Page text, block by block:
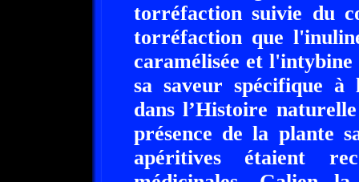
torréfaction suivie du
torréfaction que
caramélisée et l'intybine
sa saveur spécifique
dans l’Histoire
présence de la plante
apéritives étaient